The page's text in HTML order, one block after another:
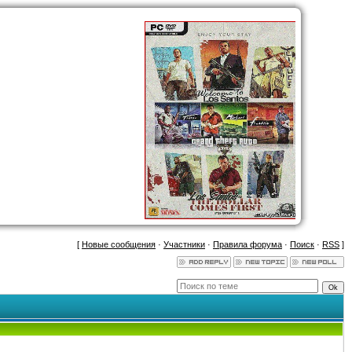
[ Новые сообщения · Участники · Правила форума · Поиск · RSS ]